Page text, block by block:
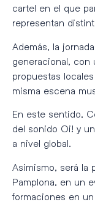
cartel en el que
representan
Además, la
generacional, con
propuestas
misma escena
En este sentido,
del sonido Oi! y
a nivel global.
Asimismo, será la
Pamplona, en un
formaciones en